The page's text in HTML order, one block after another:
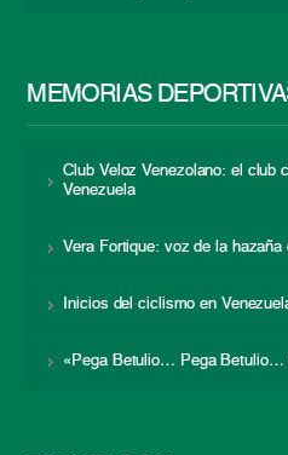
MEMORIAS
Club Veloz Venezolano: el club
Venezuela
Vera Fortique: voz de la hazaña
Inicios del ciclismo en
«Pega Betulio… Pega Betulio…